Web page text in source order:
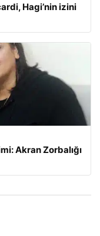
Hagi’nin izini
Akran Zorbalığı